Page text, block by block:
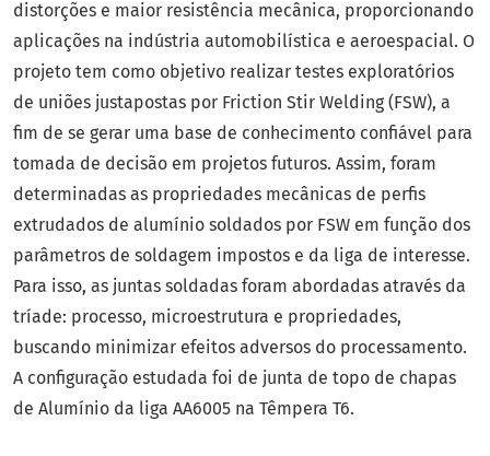
distorções e maior resistência mecânica, proporcionando
aplicações na indústria automobilística e aeroespacial. O
projeto tem como objetivo realizar testes exploratórios
de uniões justapostas por Friction Stir Welding (FSW), a
fim de se gerar uma base de conhecimento confiável para
tomada de decisão em projetos futuros. Assim, foram
determinadas as propriedades mecânicas de perfis
extrudados de alumínio soldados por FSW em função dos
parâmetros de soldagem impostos e da liga de interesse.
Para isso, as juntas soldadas foram abordadas através da
tríade: processo, microestrutura e propriedades,
buscando minimizar efeitos adversos do processamento.
A configuração estudada foi de junta de topo de chapas
de Alumínio da liga AA6005 na Têmpera T6.